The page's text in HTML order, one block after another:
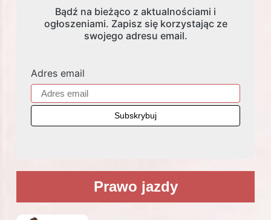
Bądź na bieżąco z aktualnościami i
ogłoszeniami. Zapisz się korzystając ze
swojego adresu email.
Adres email
Prawo jazdy